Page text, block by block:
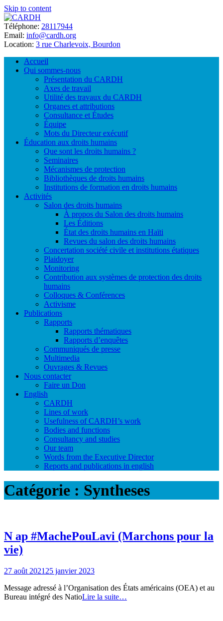
Skip to content
Téléphone: 28117944
Email: info@cardh.org
Location: 3 rue Charlevoix, Bourdon
Accueil
Qui sommes-nous
Présentation du CARDH
Axes de travail
Utilité des travaux du CARDH
Organes et attributions
Consultance et Études
Équipe
Mots du Directeur exécutif
Éducation aux droits humains
Que sont les droits humains ?
Seminaires
Mécanismes de protection
Bibliothèques de droits humains
Institutions de formation en droits humains
Activités
Salon des droits humains
À propos du Salon des droits humains
Les Éditions
État des droits humains en Haïti
Revues du salon des droits humains
Concertation société civile et institutions étatiques
Plaidoyer
Monitoring
Contribution aux systèmes de protection des droits
humains
Colloques & Conférences
Activisme
Publications
Rapports
Rapports thématiques
Rapports d’enquêtes
Communiqués de presse
Multimedia
Ouvrages & Revues
Nous contacter
Faire un Don
English
CARDH
Lines of work
Usefulness of CARDH’s work
Bodies and functions
Consultancy and studies
Our team
Words from the Executive Director
Reports and publications in english
Catégorie : Syntheses
N ap #MachePouLavi (Marchons pour la
vie)
27 août 2021 25 janvier 2023
Message adressé à l’Organisation des États américains (OEA) et au
Bureau intégré des NatioLire la suite…